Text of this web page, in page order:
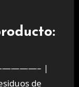
|
de